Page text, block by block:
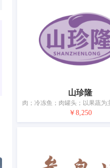
山珍隆
￥8,250